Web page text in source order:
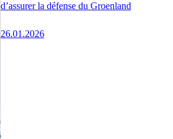
d’assurer la défense du Groenland
26.01.2026